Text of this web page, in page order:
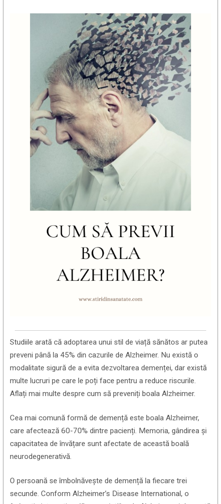
Studiile arată că adoptarea unui stil de viață sănătos ar putea
preveni până la 45% din cazurile de Alzheimer. Nu există o
modalitate sigură de a evita dezvoltarea demenței, dar există
multe lucruri pe care le poți face pentru a reduce riscurile.
Aflați mai multe despre cum să preveniți boala Alzheimer.
Cea mai comună formă de demență este boala Alzheimer,
care afectează 60-70% dintre pacienți. Memoria, gândirea și
capacitatea de învățare sunt afectate de această boală
neurodegenerativă.
O persoană se îmbolnăvește de demență la fiecare trei
secunde. Conform Alzheimer’s Disease International, o